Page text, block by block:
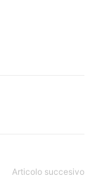
Articolo succesivo